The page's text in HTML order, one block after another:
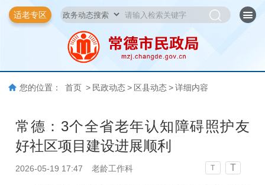
适老专区
您的位置： 首页 > 民政动态 > 区县动态 > 详细内容
常德：3个全省老年认知障碍照护友
好社区项目建设进展顺利
2026-05-19 17:47 老龄工作科 T T